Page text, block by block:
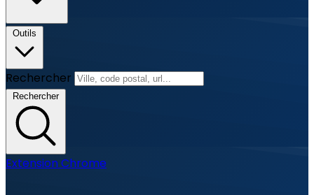
Outils
Rechercher
Rechercher
Extension Chrome